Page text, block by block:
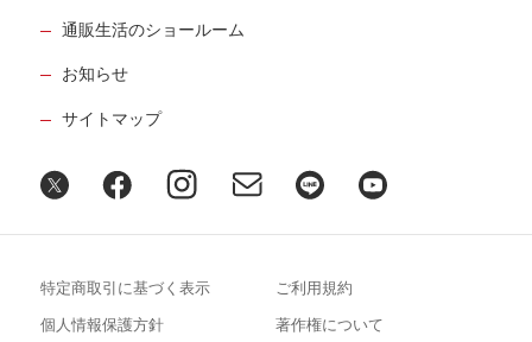
通販生活のショールーム
お知らせ
サイトマップ
特定商取引に基づく表示 ご利用規約
個人情報保護方針 著作権について